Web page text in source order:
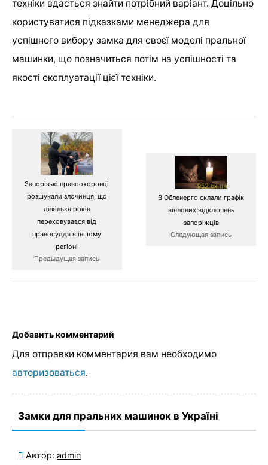
техніки вдасться знайти потрібний варіант. Доцільно
користуватися підказками менеджера для
успішного вибору замка для своєї моделі пральної
машинки, що позначиться потім на успішності та
якості експлуатації цієї техніки.
Запорізькі правоохоронці
розшукали злочинця, що
декілька років
переховувався від
правосуддя в іншому
регіоні
Предыдущая запись
В Обленерго склали графік
віялових відключень
запоріжців
Следующая запись
Добавить комментарий
Для отправки комментария вам необходимо
авторизоваться.
Замки для пральних машинок в Україні
Автор: admin